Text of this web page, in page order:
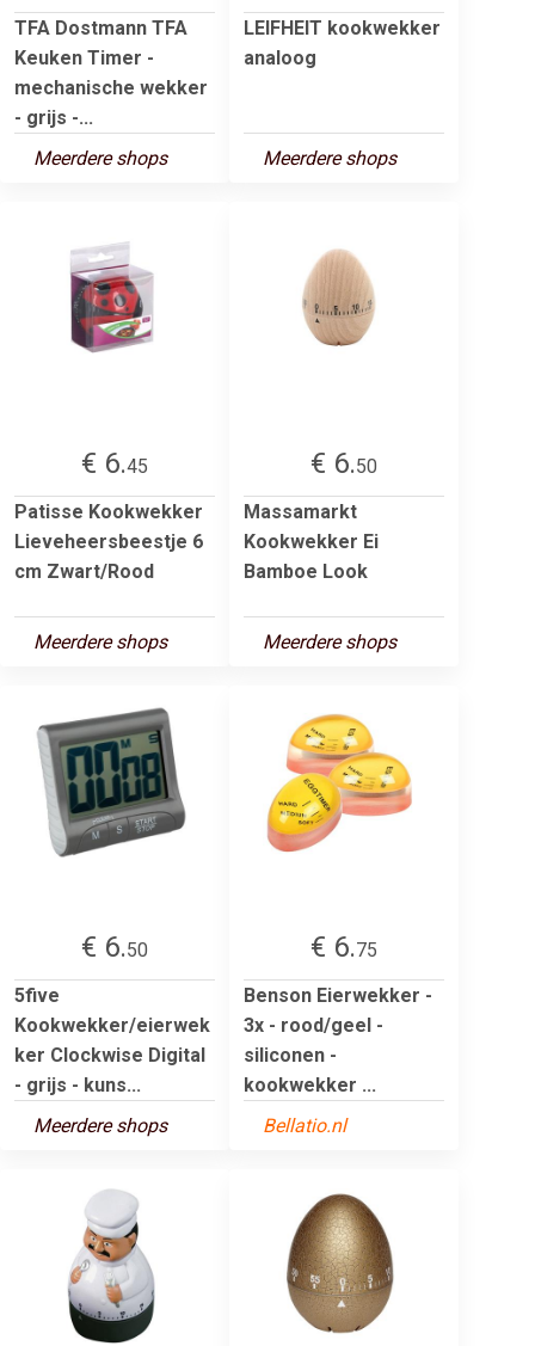
TFA Dostmann TFA
Keuken Timer -
mechanische wekker
- grijs -...
Meerdere shops
LEIFHEIT kookwekker
analoog
Meerdere shops
€ 6.45
Patisse Kookwekker
Lieveheersbeestje 6
cm Zwart/Rood
Meerdere shops
€ 6.50
Massamarkt
Kookwekker Ei
Bamboe Look
Meerdere shops
€ 6.50
5five
Kookwekker/eierwek
ker Clockwise Digital
- grijs - kuns...
Meerdere shops
€ 6.75
Benson Eierwekker -
3x - rood/geel -
siliconen -
kookwekker ...
Bellatio.nl